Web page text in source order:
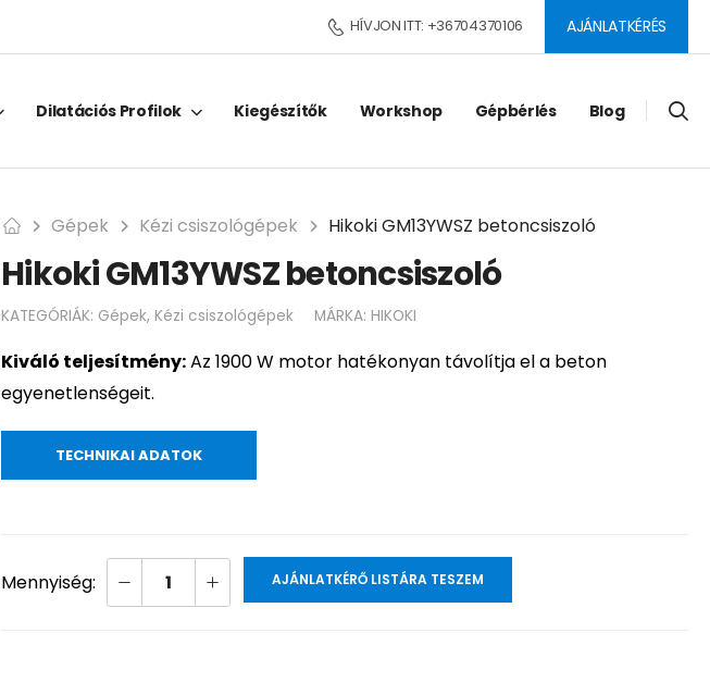
HÍVJON ITT: +36704370106 AJÁNLATKÉRÉS
Dilatációs Profilok Kiegészítők Workshop Gépbérlés Blog
Gépek Kézi csiszológépek Hikoki GM13YWSZ betoncsiszoló
Hikoki GM13YWSZ betoncsiszoló
KATEGÓRIÁK: Gépek, Kézi csiszológépek MÁRKA: HIKOKI
Kiváló teljesítmény:Az 1900 W motor hatékonyan távolítja el a beton
egyenetlenségeit.
TECHNIKAI ADATOK
AJÁNLATKÉRŐ LISTÁRA TESZEM